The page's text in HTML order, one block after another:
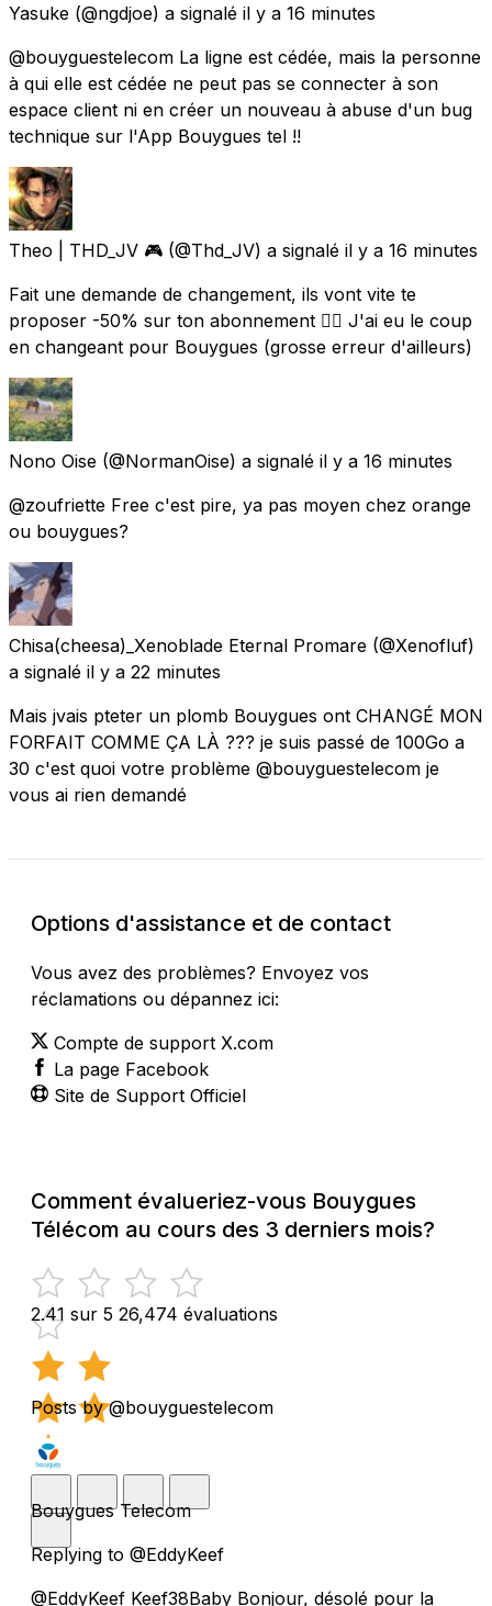
Yasuke (@ngdjoe) a signalé il y a 16 minutes
@bouyguestelecom La ligne est cédée, mais la personne
à qui elle est cédée ne peut pas se connecter à son
espace client ni en créer un nouveau à abuse d'un bug
technique sur l'App Bouygues tel !!
Theo | THD_JV 🎮 (@Thd_JV) a signalé il y a 16 minutes
Fait une demande de changement, ils vont vite te
proposer -50% sur ton abonnement 👍🏻 J'ai eu le coup
en changeant pour Bouygues (grosse erreur d'ailleurs)
Nono Oise (@NormanOise) a signalé il y a 16 minutes
@zoufriette Free c'est pire, ya pas moyen chez orange
ou bouygues?
Chisa(cheesa)_Xenoblade Eternal Promare (@Xenofluf)
a signalé il y a 22 minutes
Mais jvais pteter un plomb Bouygues ont CHANGÉ MON
FORFAIT COMME ÇA LÀ ??? je suis passé de 100Go a
30 c'est quoi votre problème @bouyguestelecom je
vous ai rien demandé
Options d'assistance et de contact
Vous avez des problèmes? Envoyez vos
réclamations ou dépannez ici:
Compte de support X.com
La page Facebook
Site de Support Officiel
Comment évalueriez-vous Bouygues
Télécom au cours des 3 derniers mois?
2.41 sur 5 26,474 évaluations
Posts by @bouyguestelecom
Bouygues Telecom
Replying to @EddyKeef
@EddyKeef Keef38Baby Bonjour, désolé pour la